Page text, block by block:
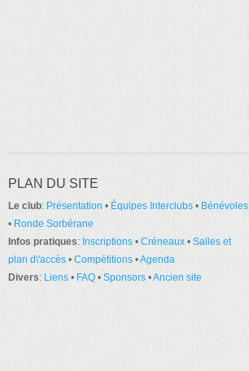
PLAN DU SITE
Le club: Présentation • Équipes Interclubs • Bénévoles
• Ronde Sorbérane
Infos pratiques: Inscriptions • Créneaux • Salles et
plan d\'accès • Compétitions •Agenda
Divers: Liens • FAQ • Sponsors •Ancien site